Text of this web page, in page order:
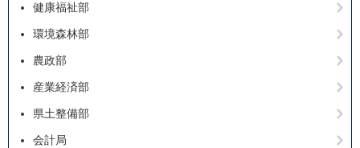
健康福祉部
環境森林部
農政部
産業経済部
県土整備部
会計局